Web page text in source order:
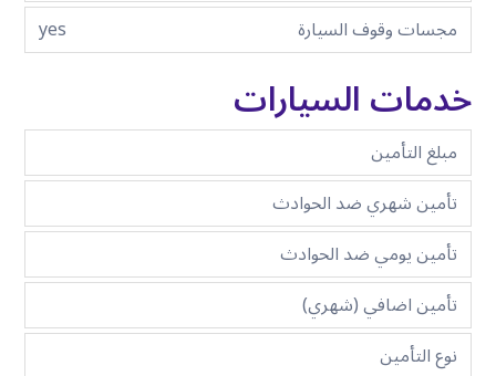
مجسات وقوف السيارة
yes
خدمات السيارات
مبلغ التأمين
تأمين شهري ضد الحوادث
تأمين يومي ضد الحوادث
تأمين اضافي (شهري)
نوع التأمين